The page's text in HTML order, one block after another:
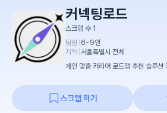
커넥팅로드
스크랩 수 1
팀원 | 6~9인
지역 | 서울특별시 전체
개인 맞춤 커리어 로드맵 추천 솔루션
스크랩 하기